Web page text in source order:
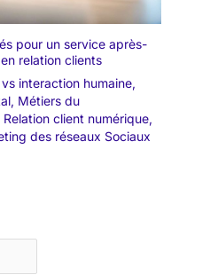
pour un service après-
relation clients
interaction humaine,
, Métiers du
Relation client numérique,
des réseaux Sociaux